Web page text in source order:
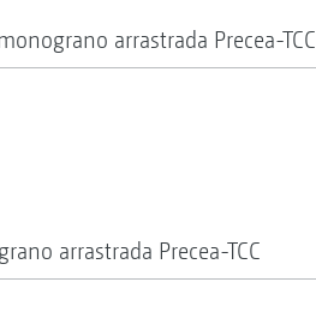
arrastrada Precea-TCC
arrastrada Precea-TCC